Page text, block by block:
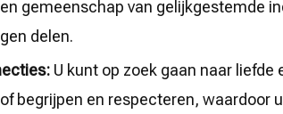
gemeenschap van gelijkgestemde
delen.
U kunt op zoek gaan naar liefde
begrijpen en respecteren, waardoor